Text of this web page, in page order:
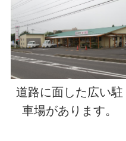
道路に面した広い駐
車場があります。